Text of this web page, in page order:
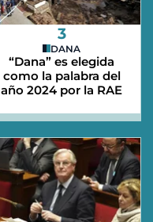
3
DANA
“Dana” es elegida
como la palabra del
año 2024 por la RAE